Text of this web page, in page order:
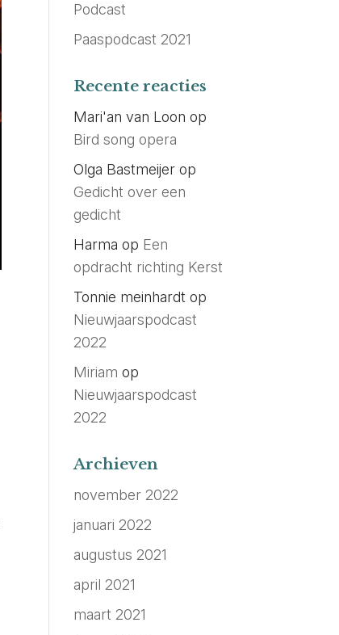
Podcast
Paaspodcast 2021
Recente reacties
Mari'an van Loon op
Bird song opera
Olga Bastmeijer op
Gedicht over een
gedicht
Harma op Een
opdracht richting Kerst
Tonnie meinhardt op
Nieuwjaarspodcast
2022
Miriam op
Nieuwjaarspodcast
2022
Archieven
november 2022
januari 2022
augustus 2021
april 2021
maart 2021